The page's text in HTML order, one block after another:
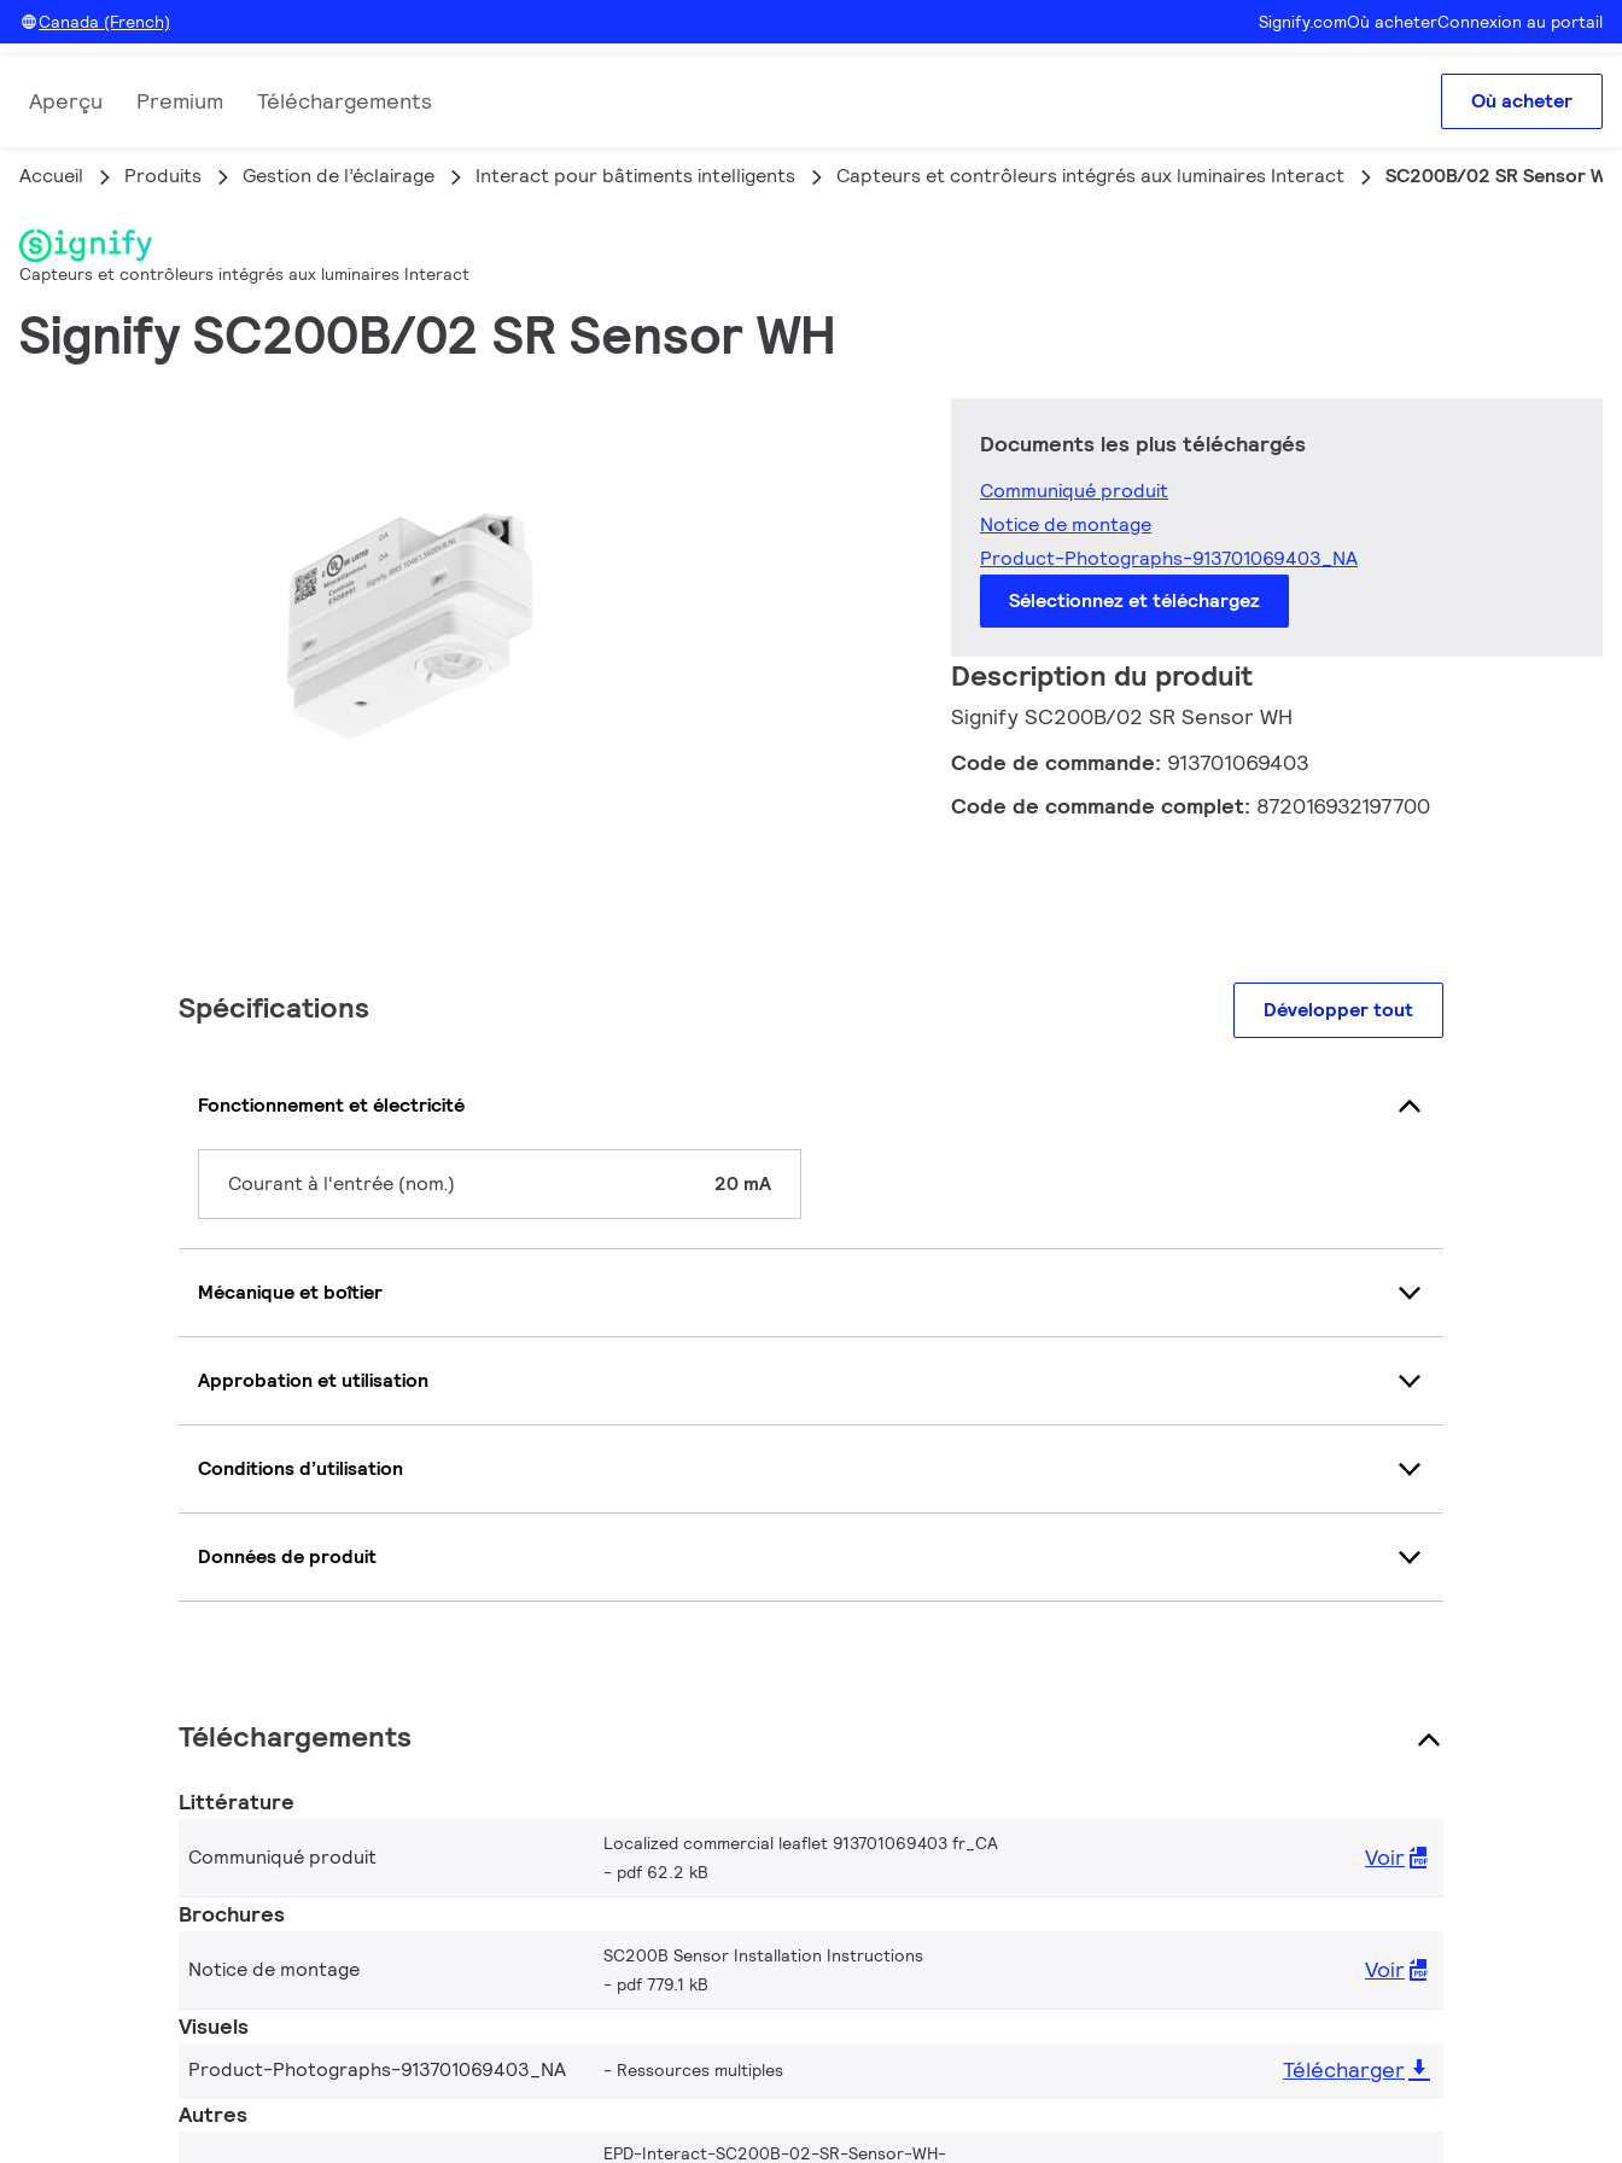
Canada (French) Signify.comOù acheterConnexion au portail
Aperçu Premium Téléchargements Où acheter
Accueil Produits Gestion de l’éclairage Interact pour bâtiments intelligents Capteurs et contrôleurs intégrés aux luminaires Interact SC200B/02 SR Sensor WH
Capteurs et contrôleurs intégrés aux luminaires Interact
Signify SC200B/02 SR Sensor WH
Documents les plus téléchargés
Communiqué produit
Notice de montage
Product-Photographs-913701069403_NA
Sélectionnez et téléchargez
Description du produit
Signify SC200B/02 SR Sensor WH
Code de commande: 913701069403
Code de commande complet: 872016932197700
Spécifications Développer tout
Fonctionnement et électricité
Courant à l'entrée (nom.) 20 mA
Mécanique et boîtier
Approbation et utilisation
Conditions d’utilisation
Données de produit
Téléchargements
Littérature
Communiqué produit
Localized commercial leaflet 913701069403 fr_CA
pdf 62.2 kB
Voir
Brochures
Notice de montage
SC200B Sensor Installation Instructions
pdf 779.1 kB
Voir
Visuels
Product-Photographs-913701069403_NA Ressources multiples
Télécharger
Autres
EPD-Interact-SC200B-02-SR-Sensor-WH-